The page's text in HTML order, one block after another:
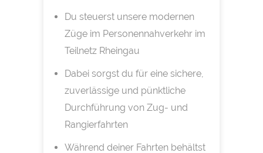
Du steuerst unsere modernen
Züge im Personennahverkehr im
Teilnetz Rheingau
Dabei sorgst du für eine sichere,
zuverlässige und pünktliche
Durchführung von Zug- und
Rangierfahrten
Während deiner Fahrten behältst